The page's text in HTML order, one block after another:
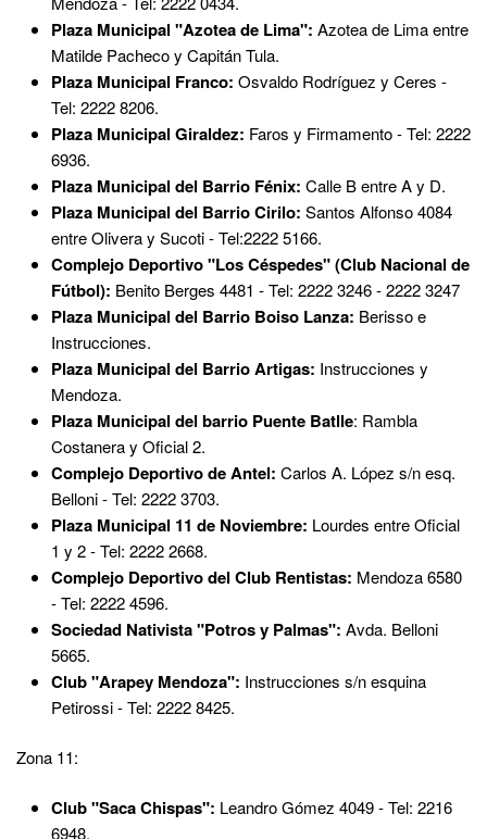
Plaza Municipal "Azotea de Lima": Azotea de Lima entre
Matilde Pacheco y Capitán Tula.
Plaza Municipal Franco: Osvaldo Rodríguez y Ceres -
Tel: 2222 8206.
Plaza Municipal Giraldez: Faros y Firmamento - Tel: 2222
6936.
Plaza Municipal del Barrio Fénix: Calle B entre A y D.
Plaza Municipal del Barrio Cirilo: Santos Alfonso 4084
entre Olivera y Sucoti - Tel:2222 5166.
Complejo Deportivo "Los Céspedes" (Club Nacional de
Fútbol): Benito Berges 4481 - Tel: 2222 3246 - 2222 3247
Plaza Municipal del Barrio Boiso Lanza: Berisso e
Instrucciones.
Plaza Municipal del Barrio Artigas: Instrucciones y
Mendoza.
Plaza Municipal del barrio Puente Batlle: Rambla
Costanera y Oficial 2.
Complejo Deportivo de Antel: Carlos A. López s/n esq.
Belloni - Tel: 2222 3703.
Plaza Municipal 11 de Noviembre: Lourdes entre Oficial
1 y 2 - Tel: 2222 2668.
Complejo Deportivo del Club Rentistas: Mendoza 6580
- Tel: 2222 4596.
Sociedad Nativista "Potros y Palmas": Avda. Belloni
5665.
Club "Arapey Mendoza": Instrucciones s/n esquina
Petirossi - Tel: 2222 8425.
Zona 11:
Club "Saca Chispas": Leandro Gómez 4049 - Tel: 2216
6948.